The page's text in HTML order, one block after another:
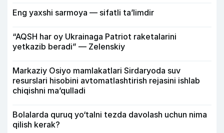
Eng yaxshi sarmoya — sifatli ta’limdir
“AQSH har oy Ukrainaga Patriot raketalarini
yetkazib beradi” — Zelenskiy
Markaziy Osiyo mamlakatlari Sirdaryoda suv
resurslari hisobini avtomatlashtirish rejasini ishlab
chiqishni ma’qulladi
Bolalarda quruq yo‘talni tezda davolash uchun nima
qilish kerak?